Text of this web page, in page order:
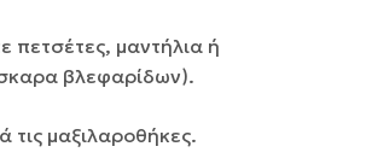
πετσέτες, μαντήλια ή
βλεφαρίδων).
τις μαξιλαροθήκες.